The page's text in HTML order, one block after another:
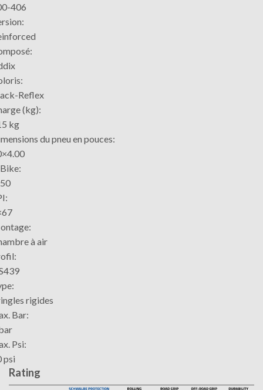
406
Reflex
(kg):
kg
du pneu en pouces:
à air
rigides
Bar:
Psi:
psi
Rating